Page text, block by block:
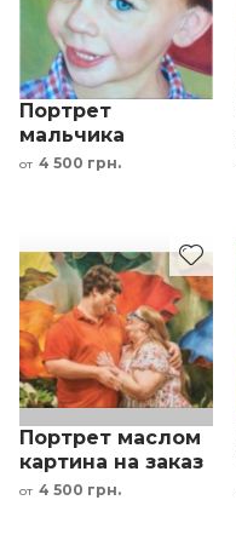
Портрет
мальчика
картина маслом
от 4 500 грн.
Портрет маслом
картина на заказ
по фото - пара
от 4 500 грн.